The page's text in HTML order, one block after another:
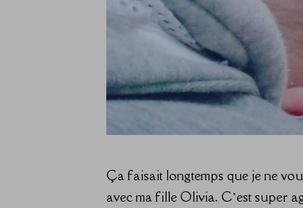
Ça faisait longtemps que je ne
avec ma fille Olivia. C’est super